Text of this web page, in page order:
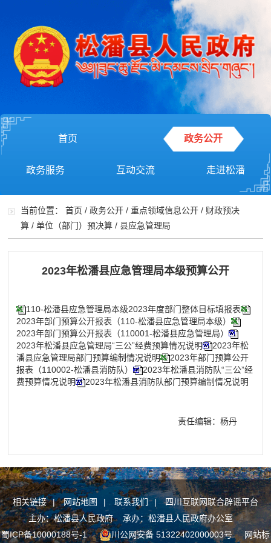
首页 政务公开
政务服务 互动交流 走进松潘
当前位置：首页 /政务公开 /重点领域信息公开 / 财政预决
算 /单位（部门）预决算 /县应急管理局
2023年松潘县应急管理局本级预算公开
110-松潘县应急管理局本级2023年度部门整体目标填报表
2023年部门预算公开报表（110-松潘县应急管理局本级）
2023年部门预算公开报表（110001-松潘县应急管理局）
2023年松潘县应急管理局“三公”经费预算情况说明
2023年松
潘县应急管理局部门预算编制情况说明
2023年部门预算公开
报表（110002-松潘县消防队）
2023年松潘县消防队“三公”经
费预算情况说明
2023年松潘县消防队部门预算编制情况说明
责任编辑：杨丹
相关链接 | 网站地图 | 联系我们 |
四川互联网联合辟谣平台
主办：松潘县人民政府 承办：松潘县人民政府办公室
蜀ICP备10000188号-1
川公网安备 51322402000003号网站标